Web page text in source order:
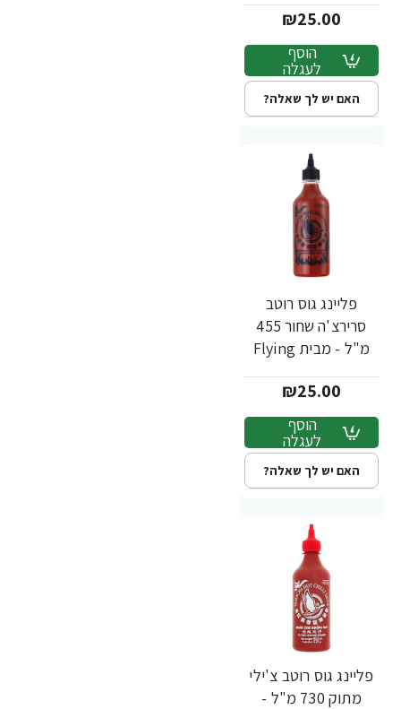
Brand
₪25.00
הוסף
לעגלה
האם יש לך שאלה?
פליינג גוס רוטב
סרירצ'ה שחור 455
מ"ל - מבית Flying
₪25.00
הוסף
לעגלה
האם יש לך שאלה?
פליינג גוס רוטב צ'ילי
מתוק 730 מ"ל -